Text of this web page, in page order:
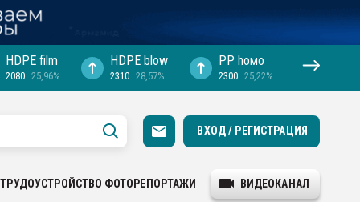
HDPE film
2080 25,96%
HDPE blow
2310 28,57%
PP hомо
2300 25,22%
ВХОД / РЕГИСТРАЦИЯ
ТРУДОУСТРОЙСТВО ФОТОРЕПОРТАЖИ ВИДЕОКАНАЛ